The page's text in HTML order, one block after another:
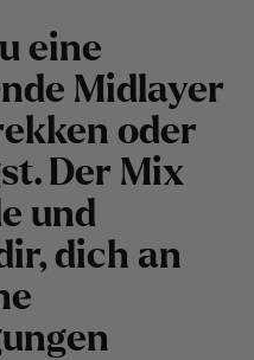
eine
Midlayer
oder
Der Mix
und
dich an